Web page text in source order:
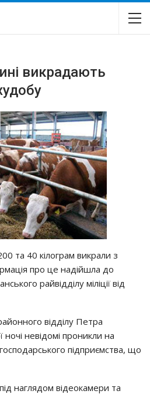
викрадають
та 40 кілограм викрали з
про це надійшла до
райвідділу міліції від
відділу Петра
невідомі проникли на
підприємства, що
наглядом відеокамери та